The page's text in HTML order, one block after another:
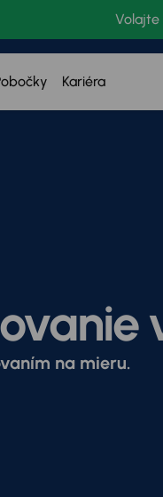
Kariéra
na mieru.